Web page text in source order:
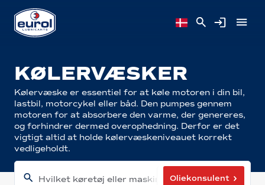
KØLERVÆSKER
Kølervæske er essentiel for at køle motoren i din bil,
lastbil, motorcykel eller båd. Den pumpes gennem
motoren for at absorbere den varme, der genereres,
og forhindrer dermed overophedning. Derfor er det
vigtigt altid at holde kølervæskeniveauet korrekt
vedligeholdt.
Hvilket køretøj eller maskine har du?
Oliekonsulent